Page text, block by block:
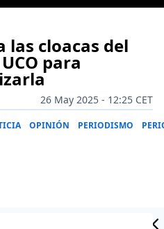
las cloacas del
para
26 May 2025 - 12:25 CET
OPINIÓN PERIODISMO